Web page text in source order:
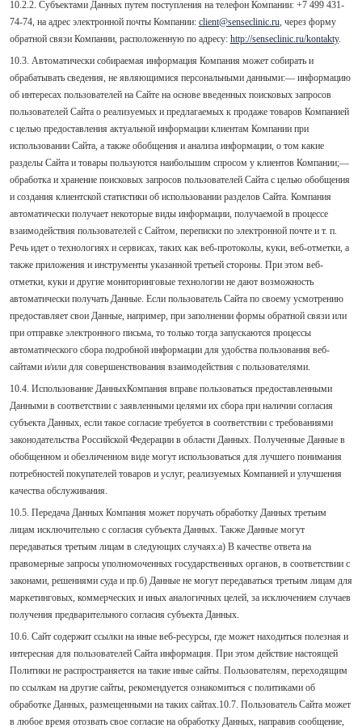
10.2.2. Субъектами Данных путем поступления на телефон Компании: +7 499 431-
74-74, на адрес электронной почты Компании: client@senseclinic.ru, через форму
обратной связи Компании, расположенную по адресу: http://senseclinic.ru/kontakty.
10.3. Автоматически собираемая информация Компания может собирать и
обрабатывать сведения, не являющимися персональными данными:— информацию
об интересах пользователей на Сайте на основе введенных поисковых запросов
пользователей Сайта о реализуемых и предлагаемых к продаже товаров Компанией
с целью предоставления актуальной информации клиентам Компании при
использовании Сайта, а также обобщения и анализа информации, о том какие
разделы Сайта и товары пользуются наибольшим спросом у клиентов Компании;—
обработка и хранение поисковых запросов пользователей Сайта с целью обобщения
и создания клиентской статистики об использовании разделов Сайта. Компания
автоматически получает некоторые виды информации, получаемой в процессе
взаимодействия пользователей с Cайтом, переписки по электронной почте и т. п.
Речь идет о технологиях и сервисах, таких как веб-протоколы, куки, веб-отметки, а
также приложения и инструменты указанной третьей стороны. При этом веб-
отметки, куки и другие мониторинговые технологии не дают возможность
автоматически получать Данные. Если пользователь Сайта по своему усмотрению
предоставляет свои Данные, например, при заполнении формы обратной связи или
при отправке электронного письма, то только тогда запускаются процессы
автоматического сбора подробной информации для удобства пользования веб-
сайтами и/или для совершенствования взаимодействия с пользователями.
10.4. Использование ДанныхКомпания вправе пользоваться предоставленными
Данными в соответствии с заявленными целями их сбора при наличии согласия
субъекта Данных, если такое согласие требуется в соответствии с требованиями
законодательства Российской Федерации в области Данных. Полученные Данные в
обобщенном и обезличенном виде могут использоваться для лучшего понимания
потребностей покупателей товаров и услуг, реализуемых Компанией и улучшения
качества обслуживания.
10.5. Передача Данных Компания может поручать обработку Данных третьим
лицам исключительно с согласия субъекта Данных. Также Данные могут
передаваться третьим лицам в следующих случаях:а) B качестве ответа на
правомерные запросы уполномоченных государственных органов, в соответствии с
законами, решениями суда и пр.б) Данные не могут передаваться третьим лицам для
маркетинговых, коммерческих и иных аналогичных целей, за исключением случаев
получения предварительного согласия субъекта Данных.
10.6. Сайт содержит ссылки на иные веб-ресурсы, где может находиться полезная и
интересная для пользователей Сайта информация. При этом действие настоящей
Политики не распространяется на такие иные сайты. Пользователям, переходящим
по ссылкам на другие сайты, рекомендуется ознакомиться с политиками об
обработке Данных, размещенными на таких сайтах.10.7. Пользователь Сайта может
в любое время отозвать свое согласие на обработку Данных, направив сообщение,